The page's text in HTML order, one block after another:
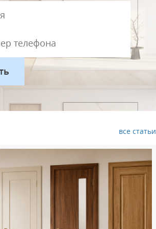
все статьи